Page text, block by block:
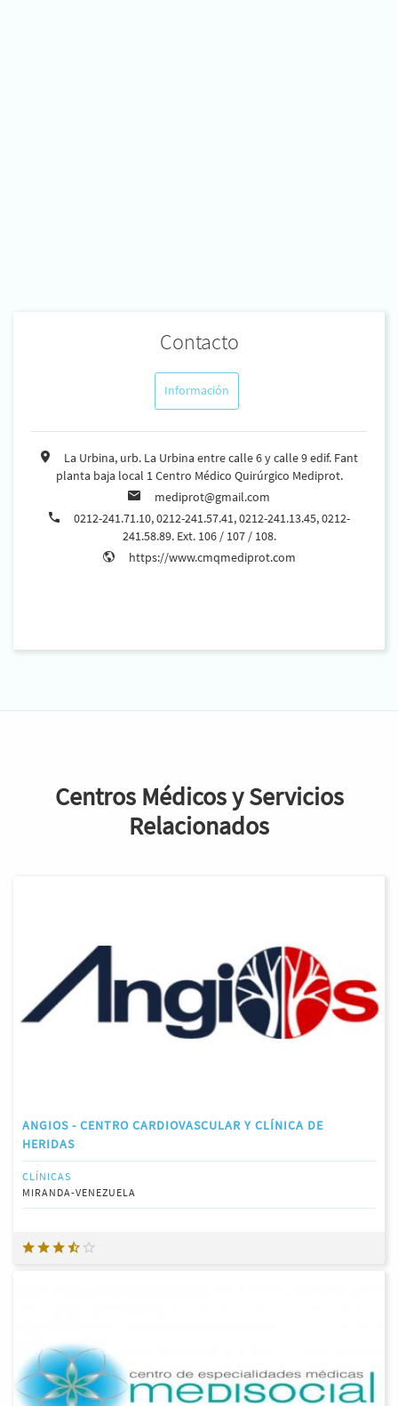
Contacto
Información
La Urbina, urb. La Urbina entre calle 6 y calle 9 edif. Fant
planta baja local 1 Centro Médico Quirúrgico Mediprot.
mediprot@gmail.com
0212-241.71.10, 0212-241.57.41, 0212-241.13.45, 0212-
241.58.89. Ext. 106 / 107 / 108.
https://www.cmqmediprot.com
Centros Médicos y Servicios
Relacionados
ANGIOS - CENTRO CARDIOVASCULAR Y CLÍNICA DE
HERIDAS
CLÍNICAS
MIRANDA-VENEZUELA